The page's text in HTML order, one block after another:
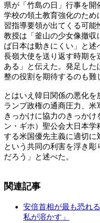
県が「竹島の日」行事を開
学校の領土教育強化のため
習指導要領が出てくる可
教授は「釜山の少女像撤
ば日本は動きにくい」と
長嶺大使を送り返す時期
ある」と伝えた。発足した
整の役割を期待するのも難
とはいえ韓日関係の悪化を
ランプ政権の通商圧力、
きっかけに協力のきっか
ン・ギホ）聖公会大日本
する米国優先主義に適切
という共同の利害を浮き
だろう」と述べた。
関連記事
安倍首相が最も恐れ
私が溶かす」